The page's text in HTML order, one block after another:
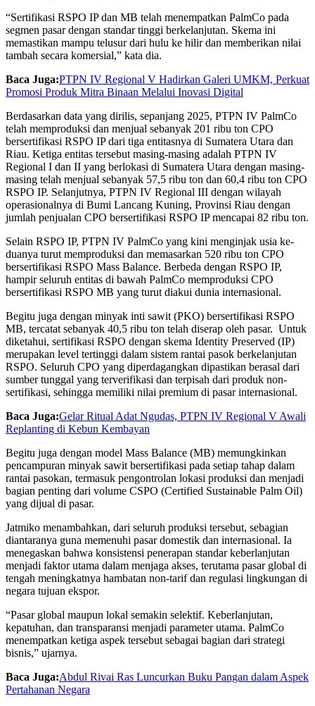
“Sertifikasi RSPO IP dan MB telah menempatkan PalmCo pada
segmen pasar dengan standar tinggi berkelanjutan. Skema ini
memastikan mampu telusur dari hulu ke hilir dan memberikan nilai
tambah secara komersial,” kata dia.
Baca Juga:PTPN IV Regional V Hadirkan Galeri UMKM, Perkuat
Promosi Produk Mitra Binaan Melalui Inovasi Digital
Berdasarkan data yang dirilis, sepanjang 2025, PTPN IV PalmCo
telah memproduksi dan menjual sebanyak 201 ribu ton CPO
bersertifikasi RSPO IP dari tiga entitasnya di Sumatera Utara dan
Riau. Ketiga entitas tersebut masing-masing adalah PTPN IV
Regional I dan II yang berlokasi di Sumatera Utara dengan masing-
masing telah menjual sebanyak 57,5 ribu ton dan 60,4 ribu ton CPO
RSPO IP. Selanjutnya, PTPN IV Regional III dengan wilayah
operasionalnya di Bumi Lancang Kuning, Provinsi Riau dengan
jumlah penjualan CPO bersertifikasi RSPO IP mencapai 82 ribu ton.
Selain RSPO IP, PTPN IV PalmCo yang kini menginjak usia ke-
duanya turut memproduksi dan memasarkan 520 ribu ton CPO
bersertifikasi RSPO Mass Balance. Berbeda dengan RSPO IP,
hampir seluruh entitas di bawah PalmCo memproduksi CPO
bersertifikasi RSPO MB yang turut diakui dunia internasional.
Begitu juga dengan minyak inti sawit (PKO) bersertifikasi RSPO
MB, tercatat sebanyak 40,5 ribu ton telah diserap oleh pasar. Untuk
diketahui, sertifikasi RSPO dengan skema Identity Preserved (IP)
merupakan level tertinggi dalam sistem rantai pasok berkelanjutan
RSPO. Seluruh CPO yang diperdagangkan dipastikan berasal dari
sumber tunggal yang terverifikasi dan terpisah dari produk non-
sertifikasi, sehingga memiliki nilai premium di pasar internasional.
Baca Juga:Gelar Ritual Adat Ngudas, PTPN IV Regional V Awali
Replanting di Kebun Kembayan
Begitu juga dengan model Mass Balance (MB) memungkinkan
pencampuran minyak sawit bersertifikasi pada setiap tahap dalam
rantai pasokan, termasuk pengontrolan lokasi produksi dan menjadi
bagian penting dari volume CSPO (Certified Sustainable Palm Oil)
yang dijual di pasar.
Jatmiko menambahkan, dari seluruh produksi tersebut, sebagian
diantaranya guna memenuhi pasar domestik dan internasional. Ia
menegaskan bahwa konsistensi penerapan standar keberlanjutan
menjadi faktor utama dalam menjaga akses, terutama pasar global di
tengah meningkatnya hambatan non-tarif dan regulasi lingkungan di
negara tujuan ekspor.
“Pasar global maupun lokal semakin selektif. Keberlanjutan,
kepatuhan, dan transparansi menjadi parameter utama. PalmCo
menempatkan ketiga aspek tersebut sebagai bagian dari strategi
bisnis,” ujarnya.
Baca Juga:Abdul Rivai Ras Luncurkan Buku Pangan dalam Aspek
Pertahanan Negara